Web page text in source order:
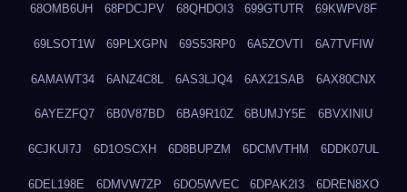
68OMB6UH 68PDCJPV 68QHDOI3 699GTUTR 69KWPV8F
69LSOT1W 69PLXGPN 69S53RP0 6A5ZOVTI 6A7TVFIW
6AMAWT34 6ANZ4C8L 6AS3LJQ4 6AX21SAB 6AX80CNX
6AYEZFQ7 6B0V87BD 6BA9R10Z 6BUMJY5E 6BVXINIU
6CJKUI7J 6D1OSCXH 6D8BUPZM 6DCMVTHM 6DDK07UL
6DEL198E 6DMVW7ZP 6DO5WVEC 6DPAK2I3 6DREN8XO